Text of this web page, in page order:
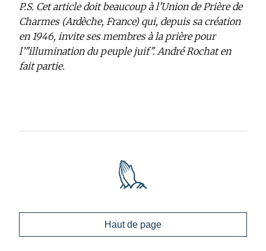
P.S. Cet article doit beaucoup à l’Union de Prière de
Charmes (Ardèche, France) qui, depuis sa création
en 1946, invite ses membres à la prière pour
l’"illumination du peuple juif". André Rochat en
fait partie.
Haut de page